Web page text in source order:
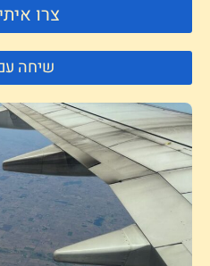
צרו
שיחה